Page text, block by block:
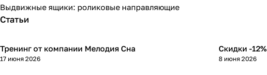
Выдвижные ящики: роликовые направляющие
Статьи
Тренинг от компании Мелодия Сна
17 июня 2026
Скидки -12%
8 июня 2026